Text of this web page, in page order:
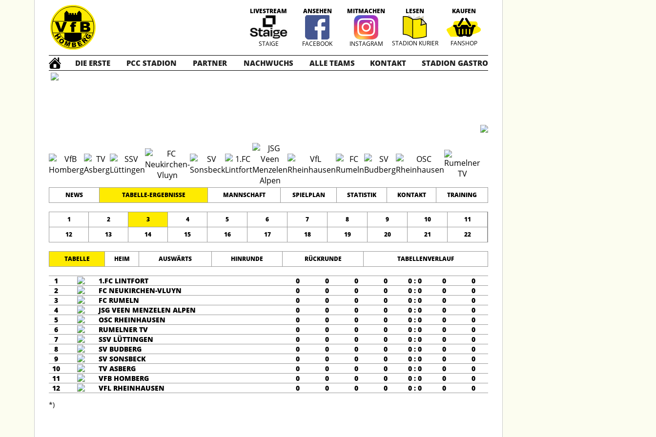
LIVESTREAM
STAIGE
ANSEHEN
FACEBOOK
MITMACHEN
INSTAGRAM
LESEN
STADION KURIER
KAUFEN
FANSHOP
DIE ERSTE PCC STADION PARTNER NACHWUCHS ALLE TEAMS KONTAKT STADION GASTRO
NEWS TABELLE-ERGEBNISSE MANNSCHAFT SPIELPLAN STATISTIK KONTAKT TRAINING
1 2 3 4 5 6 7 8 9 10
11
12
13 14 15 16 17 18 19 20 21 22
TABELLE HEIM AUSWÄRTS HINRUNDE RÜCKRUNDE TABELLENVERLAUF
1 1.FC LINTFORT 0 0 0 0 0 : 0 0
0
2
FC NEUKIRCHEN-VLUYN 0 0 0 0 0 : 0 0
0
3
FC RUMELN 0 0 0 0 0 : 0 0
0
4
JSG VEEN MENZELEN ALPEN 0 0 0 0 0 : 0 0
0
5
OSC RHEINHAUSEN 0 0 0 0 0 : 0 0
0
6
RUMELNER TV 0 0 0 0 0 : 0 0
0
7
SSV LÜTTINGEN 0 0 0 0 0 : 0 0
0
8
SV BUDBERG 0 0 0 0 0 : 0 0
0
9
SV SONSBECK 0 0 0 0 0 : 0 0
0
10
TV ASBERG 0 0 0 0 0 : 0 0
0
11
VFB HOMBERG 0 0 0 0 0 : 0 0
0
12
VFL RHEINHAUSEN 0 0 0 0 0 : 0 0
0
*)